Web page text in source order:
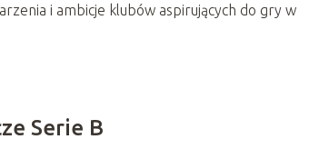
i ambicje klubów aspirujących do gry w
Serie B